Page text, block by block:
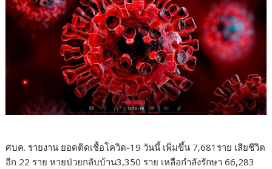
ศบค. รายงาน ยอดติดเชื้อโควิด-19 วันนี้ เพิ่มขึ้น 7,681ราย เสียชีวิต
อีก 22 ราย หายป่วยกลับบ้าน3,350 ราย เหลือกำลังรักษา 66,283